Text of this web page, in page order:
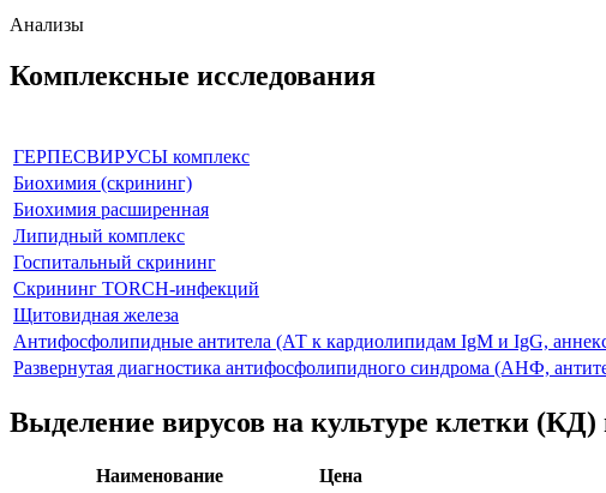
Анализы
Комплексные исследования
ГЕРПЕСВИРУСЫ комплекс
Биохимия (скрининг)
Биохимия расширенная
Липидный комплекс
Госпитальный скрининг
Скрининг TORCH-инфекций
Щитовидная железа
Антифосфолипидные антитела (АТ к кардиолипидам IgM и IgG,
Развернутая диагностика антифосфолипидного синдрома (АНФ,
Выделение вирусов на культуре клетки (КД)
Наименование
Цена